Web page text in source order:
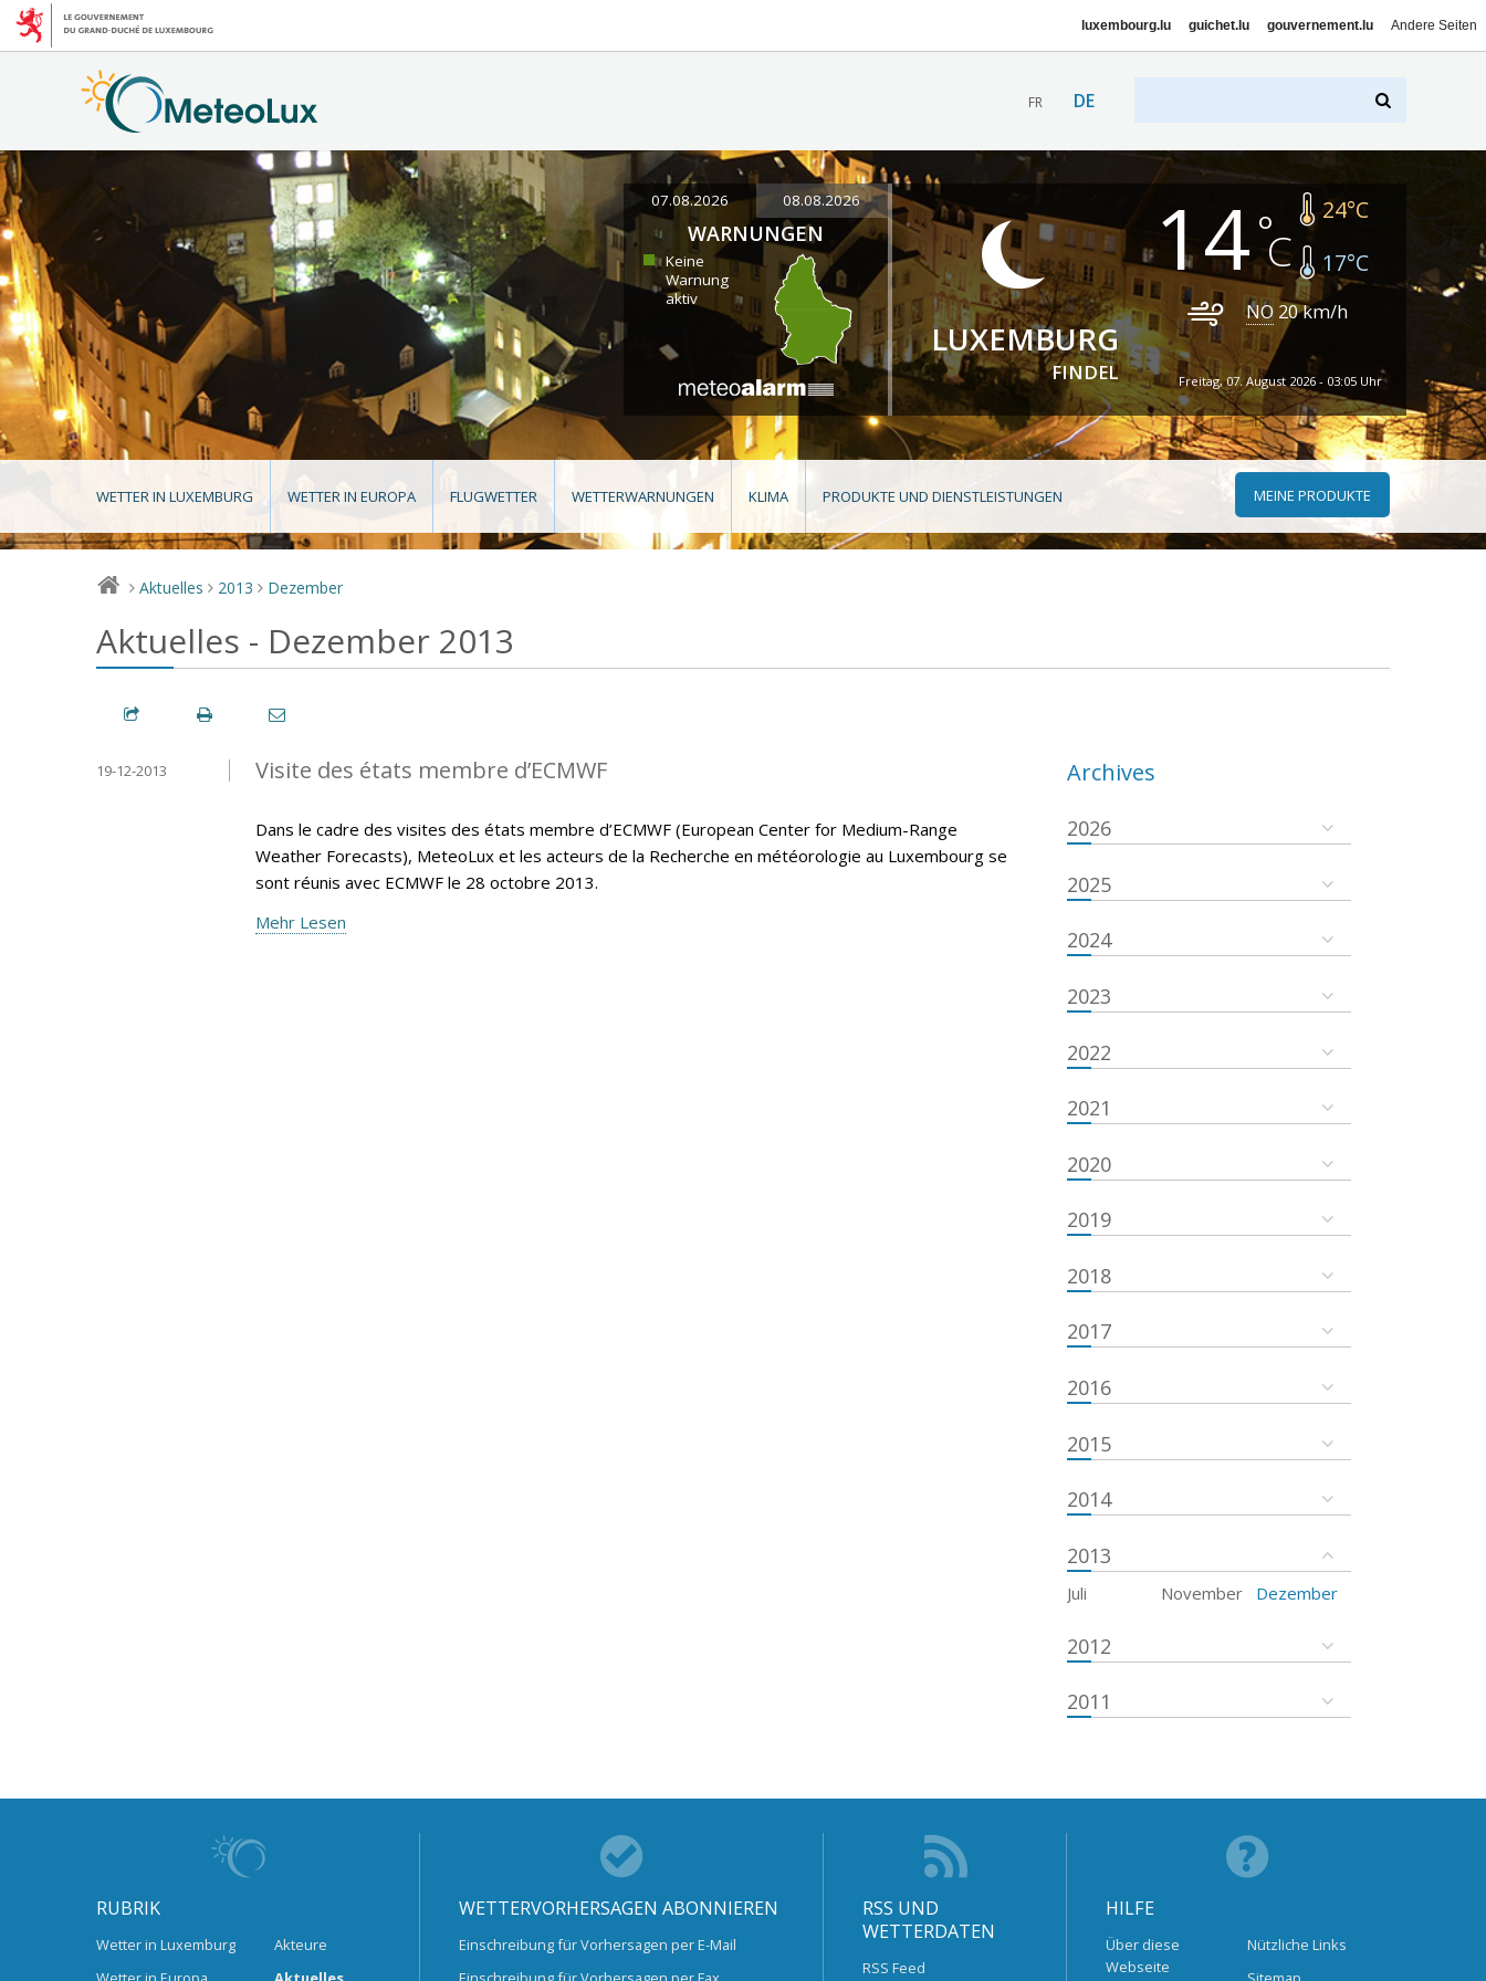
luxembourg.lu guichet.lu gouvernement.lu Andere Seiten
FR DE
07.08.2026 08.08.2026
WARNUNGEN
Keine
Warnung
aktiv
LUXEMBURG
FINDEL
14 24°C
17°C
NO 20km/h
Freitag, 07. August 2026 - 03:05 Uhr
WETTER IN LUXEMBURG WETTER IN EUROPA FLUGWETTER WETTERWARNUNGEN KLIMA PRODUKTE UND DIENSTLEISTUNGEN MEINE PRODUKTE
> Aktuelles > 2013 > Dezember
Aktuelles - Dezember 2013
Visite des états membre d’ECMWF
19-12-2013
Dans le cadre des visites des états membre d’ECMWF (European Center for Medium-Range
Weather Forecasts), MeteoLux et les acteurs de la Recherche en météorologie au Luxembourg se
sont réunis avec ECMWF le 28 octobre 2013.
Mehr Lesen
Archives
2026
2025
2024
2023
2022
2021
2020
2019
2018
2017
2016
2015
2014
2013
Juli November Dezember
2012
2011
RUBRIK
Wetter in Luxemburg
Akteure
WETTERVORHERSAGEN ABONNIEREN
Einschreibung für Vorhersagen per E-Mail
RSS UND
WETTERDATEN
RSS Feed
HILFE
Über diese
Webseite
Nützliche Links